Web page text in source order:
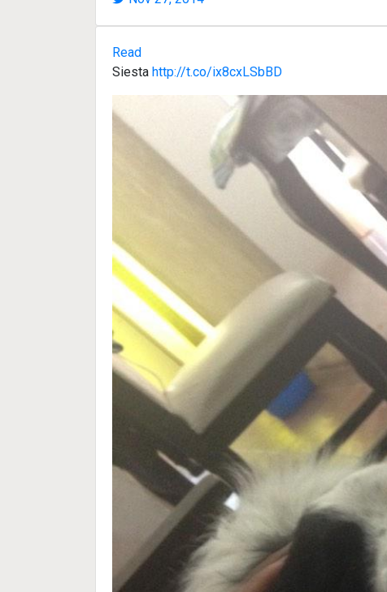
Read
Siesta http://t.co/ix8cxLSbBD